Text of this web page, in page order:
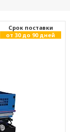
Cрок поставки
от 30 до 90 дней